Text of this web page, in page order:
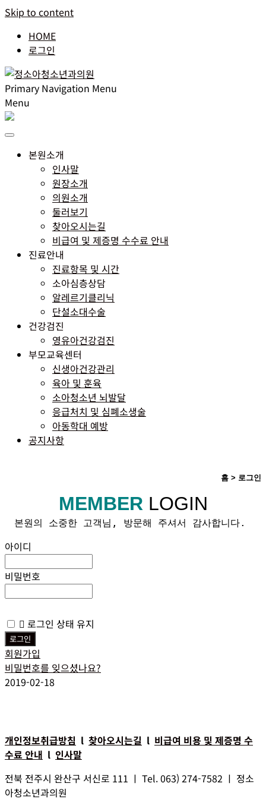
Skip to content
HOME
로그인
Primary Navigation Menu
Menu
본원소개
인사말
원장소개
의원소개
둘러보기
찾아오시는길
비급여 및 제증명 수수료 안내
진료안내
진료항목 및 시간
소아심층상담
알레르기클리닉
단설소대수술
건강검진
영유아건강검진
부모교육센터
신생아건강관리
육아 및 훈육
소아청소년 뇌발달
응급처치 및 심폐소생술
아동학대 예방
공지사항
홈 > 로그인
MEMBERLOGIN
본원의 소중한 고객님, 방문해 주셔서 감사합니다.
아이디
비밀번호
로그인 상태 유지
회원가입
비밀번호를 잊으셨나요?
2019-02-18
개인정보취급방침 l 찾아오시는길 l 비급여 비용 및 제증명 수
수료 안내 l 인사말
전북 전주시 완산구 서신로 111 ㅣ Tel. 063) 274-7582 ㅣ 정소
아청소년과의원